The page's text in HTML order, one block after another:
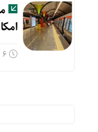
6 آذر 1401